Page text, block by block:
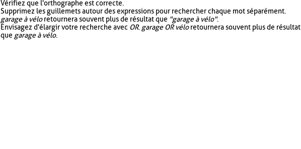
Vérifiez que l'orthographe est correcte.
Supprimez les guillemets autour des expressions pour rechercher chaque mot séparément.
garage à véloretournera souvent plus de résultat que "garage à vélo".
Envisagez d'élargir votre recherche avec OR. garage OR véloretournera souvent plus de résultat
que garage à vélo.